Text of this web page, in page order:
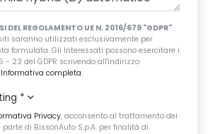
DEL REGOLAMENTO UE N. 2016/679 "GDPR"
saranno utilizzati esclusivamente per
formulata. Gli Interessati possono esercitare i
- 23 del GDPR scrivendo all'indirizzo
Informativa completa.
*
Privacy, acconsento al trattamento dei
di BissonAuto S.p.A. per finalità di